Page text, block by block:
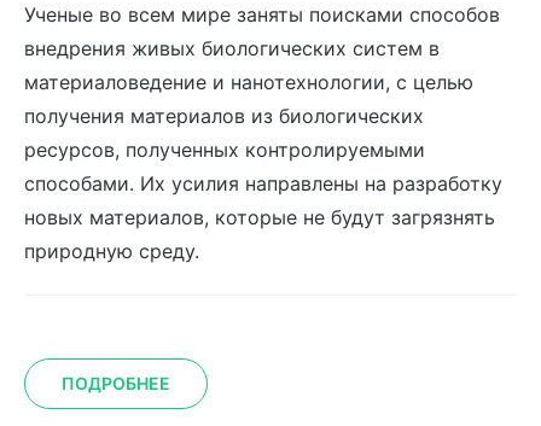
Ученые во всем мире заняты поисками способов
внедрения живых биологических систем в
материаловедение и нанотехнологии, с целью
получения материалов из биологических
ресурсов, полученных контролируемыми
способами. Их усилия направлены на разработку
новых материалов, которые не будут загрязнять
природную среду.
ПОДРОБНЕЕ